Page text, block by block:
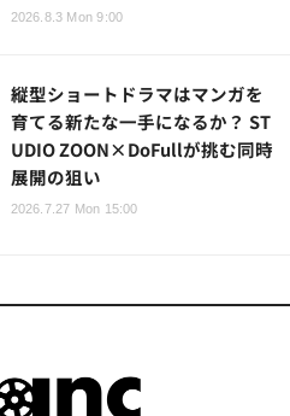
2026.8.3 Mon 9:00
縦型ショートドラマはマンガを
育てる新たな一手になるか？ ST
UDIO ZOON×DoFullが挑む同時
展開の狙い
2026.7.27 Mon 15:00